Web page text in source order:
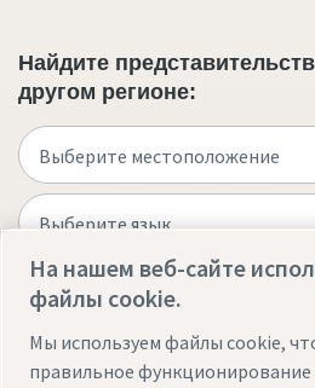
Найдите
другом регионе:
На нашем веб-сайте
файлы cookie.
Мы используем файлы cookie,
правильное функционирование